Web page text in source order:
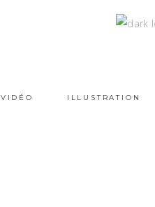
VIDÉO ILLUSTRATION